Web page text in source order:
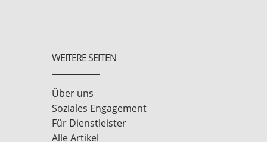
WEITERE SEITEN
Über uns
Soziales Engagement
Für Dienstleister
Alle Artikel